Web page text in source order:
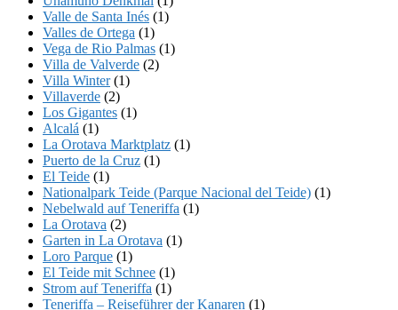
Valle de Santa Inés (1)
Valles de Ortega (1)
Vega de Rio Palmas (1)
Villa de Valverde (2)
Villa Winter(1)
Villaverde (2)
Los Gigantes (1)
Alcalá (1)
La Orotava Marktplatz (1)
Puerto de la Cruz (1)
El Teide (1)
Nationalpark Teide (Parque Nacional del Teide) (1)
Nebelwald auf Teneriffa (1)
La Orotava (2)
Garten in La Orotava (1)
Loro Parque (1)
El Teide mit Schnee (1)
Strom auf Teneriffa (1)
Teneriffa – Reiseführer der Kanaren (1)